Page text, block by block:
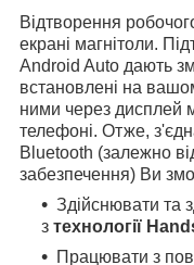
Відтворення
екрані магнітоли.
Android Auto дають
встановлені на
ними через дисплей
телефоні. Отже,
Bluetooth (залежно
забезпечення) Ви
Здійснювати та
з технології
Працювати з